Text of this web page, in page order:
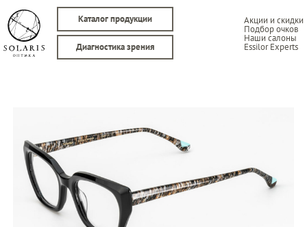
Каталог продукции Акции и скидки
Подбор очков
Наши салоны
Essilor Experts
Диагностика зрения